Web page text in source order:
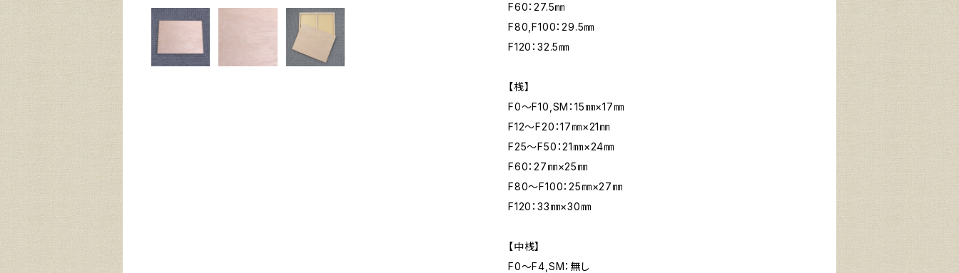
F60：27.5㎜
F80,F100：29.5㎜
F120：32.5㎜
【桟】
F0～F10,SM：15㎜×17㎜
F12～F20：17㎜×21㎜
F25～F50：21㎜×24㎜
F60：27㎜×25㎜
F80～F100：25㎜×27㎜
F120：33㎜×30㎜
【中桟】
F0～F4,SM：無し